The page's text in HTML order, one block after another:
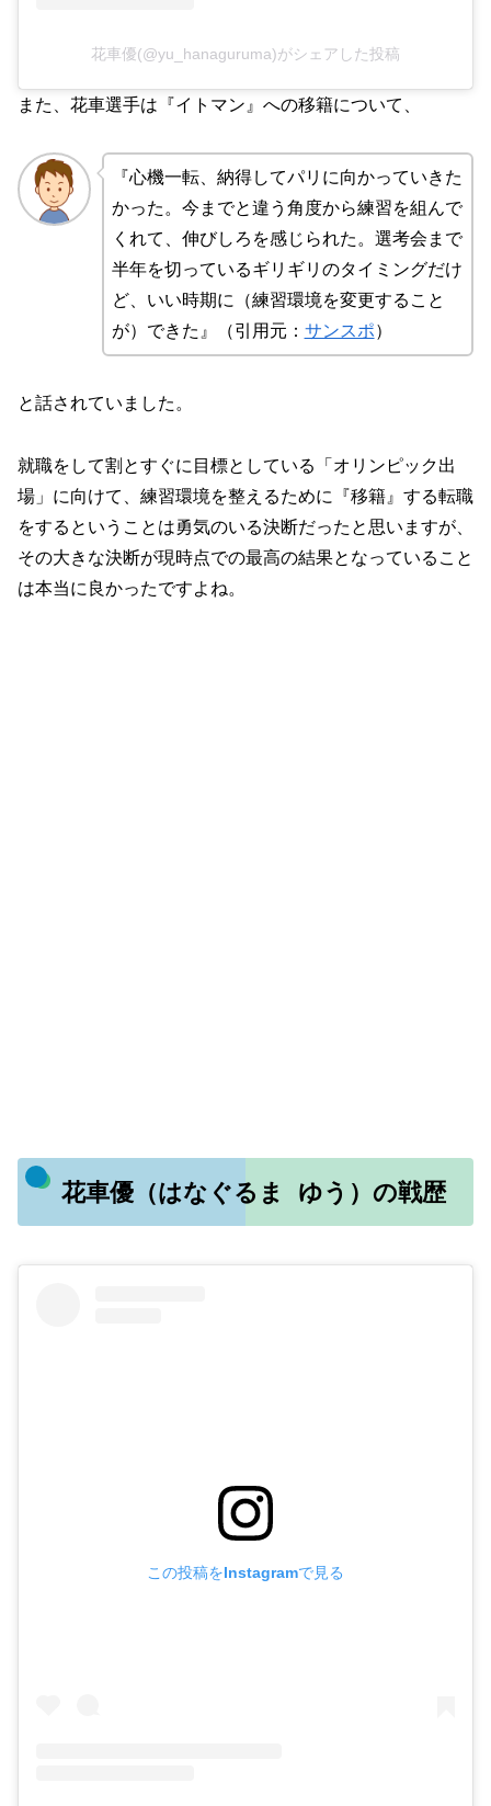
花車優(@yu_hanaguruma)がシェアした投稿
また、花車選手は『イトマン』への移籍について、
『心機一転、納得してパリに向かっていきた
かった。今までと違う角度から練習を組んで
くれて、伸びしろを感じられた。選考会まで
半年を切っているギリギリのタイミングだけ
ど、いい時期に（練習環境を変更すること
が）できた』（引用元： サンスポ）
と話されていました。
就職をして割とすぐに目標としている「オリンピック出
場」に向けて、練習環境を整えるために『移籍』する転職
をするということは勇気のいる決断だったと思いますが、
その大きな決断が現時点での最高の結果となっていること
は本当に良かったですよね。
花車優（はなぐるま ゆう）の戦歴
この投稿をInstagramで見る